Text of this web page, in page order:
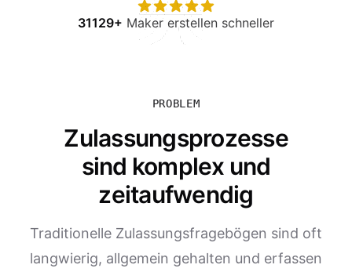
31129+ Maker erstellen schneller
PROBLEM
Zulassungsprozesse
sind komplex und
zeitaufwendig
Traditionelle Zulassungsfragebögen sind oft
langwierig, allgemein gehalten und erfassen